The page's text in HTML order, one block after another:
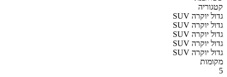
קטגוריה
SUV גדול יוקרה
SUV גדול יוקרה
SUV גדול יוקרה
SUV גדול יוקרה
SUV גדול יוקרה
מקומות
5